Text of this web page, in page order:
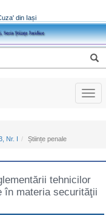
din Iași
Nr. I
Științe penale
tehnicilor
în materia securităţii